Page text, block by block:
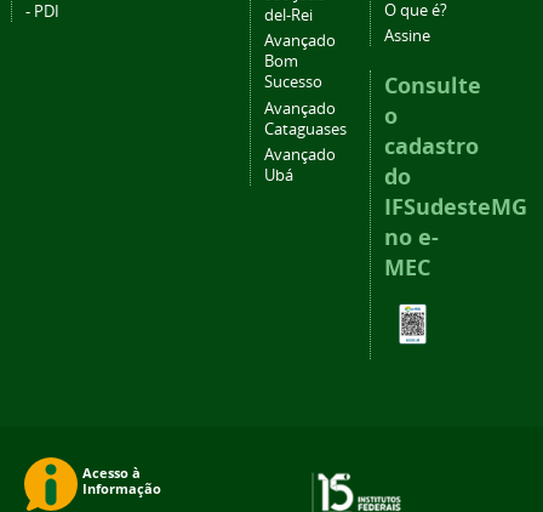
- PDI
del-Rei
Avançado
Bom
Sucesso
Avançado
Cataguases
Avançado
Ubá
O que é?
Assine
Consulte
o
cadastro
do
IFSudesteMG
no e-
MEC